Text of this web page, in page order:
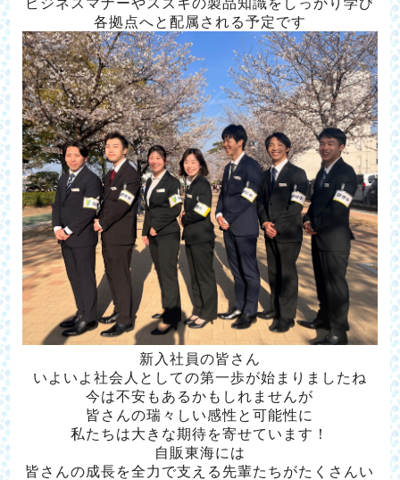
ビジネスマナーやスズキの製品知識をしっかり学び
各拠点へと配属される予定です
新入社員の皆さん
いよいよ社会人としての第一歩が始まりましたね
今は不安もあるかもしれませんが
皆さんの瑞々しい感性と可能性に
私たちは大きな期待を寄せています！
自販東海には
皆さんの成長を全力で支える先輩たちがたくさんい